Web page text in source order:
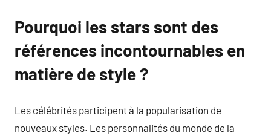
Pourquoi les stars sont des
références incontournables en
matière de style ?
Les célébrités participent à la popularisation de
nouveaux styles. Les personnalités du monde de la